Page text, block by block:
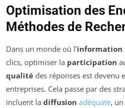
Optimisation des
Méthodes de
Dans un monde où l’information
clics, optimiser la participation
qualité des réponses est devenu
entreprises. Cela passe par des
incluent la diffusion adéquate, un